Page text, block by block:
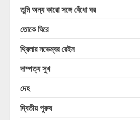
তুমি অন্য কারো সঙ্গে বেঁধো ঘর
তোকে ঘিরে
থ্রিলার নভেম্বর রেইন
দাম্পত্য সুখ
দেহ
দ্বিতীয় পুরুষ